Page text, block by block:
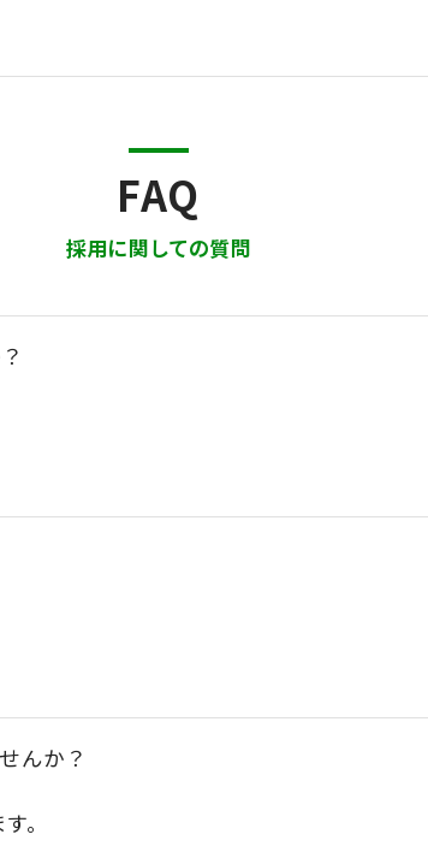
採用に関しての質問
FAQ
んか？
。